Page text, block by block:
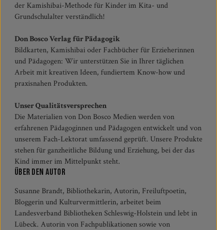
der Kamishibai-Methode für Kinder im Kita- und
Grundschulalter verständlich!
Don Bosco Verlag für Pädagogik
Bildkarten, Kamishibai oder Fachbücher für Erzieherinnen
und Pädagogen: Wir unterstützen Sie in Ihrer täglichen
Arbeit mit kreativen Ideen, fundiertem Know-how und
praxisnahen Produkten.
Unser Qualitätsversprechen
Die Materialien von Don Bosco Medien werden von
erfahrenen Pädagoginnen und Pädagogen entwickelt und von
unserem Fach-Lektorat umfassend geprüft. Unsere Produkte
stehen für ganzheitliche Bildung und Erziehung, bei der das
Kind immer im Mittelpunkt steht.
Über den Autor
Susanne Brandt, Bibliothekarin, Autorin, Freiluftpoetin,
Bloggerin und Kulturvermittlerin, arbeitet beim
Landesverband Bibliotheken Schleswig-Holstein und lebt in
Lübeck. Autorin von Fachpublikationen sowie von